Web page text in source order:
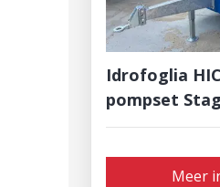
Idrofoglia
pompset
Meer